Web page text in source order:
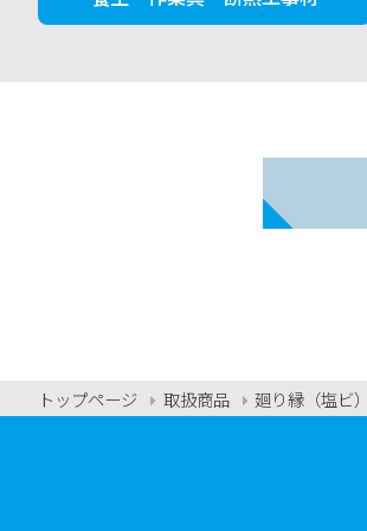
トップページ 取扱商品 廻り縁（塩ビ）